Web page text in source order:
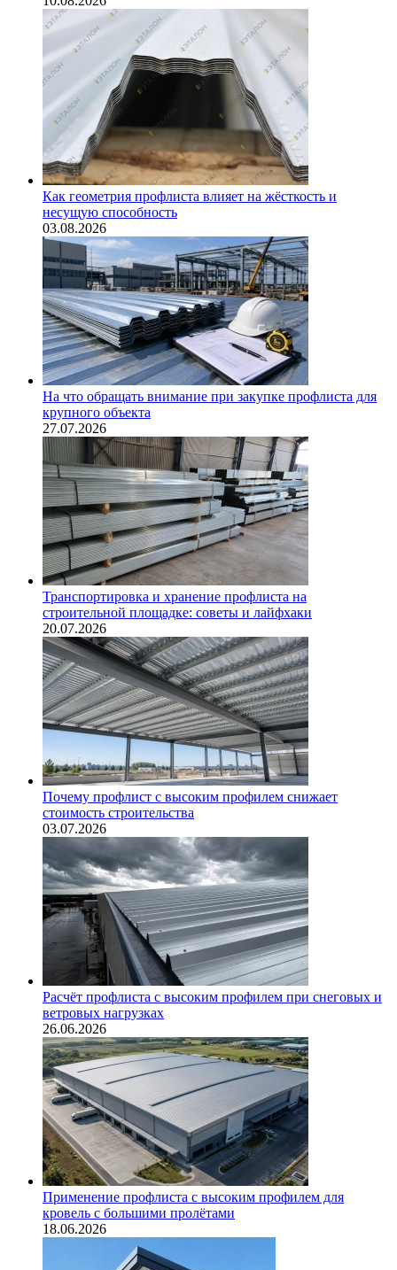
Как геометрия профлиста влияет на жёсткость и
несущую способность
03.08.2026
На что обращать внимание при закупке профлиста для
крупного объекта
27.07.2026
Транспортировка и хранение профлиста на
строительной площадке: советы и лайфхаки
20.07.2026
Почему профлист с высоким профилем снижает
стоимость строительства
03.07.2026
Расчёт профлиста с высоким профилем при снеговых и
ветровых нагрузках
26.06.2026
Применение профлиста с высоким профилем для
кровель с большими пролётами
18.06.2026